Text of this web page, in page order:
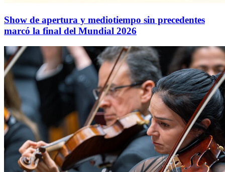
Show de apertura y mediotiempo sin precedentes
marcó la final del Mundial 2026